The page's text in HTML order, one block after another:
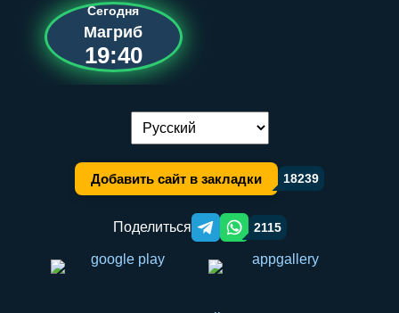
Сегодня
Магриб
19:40
Переключение языка:
Добавить сайт в закладки 18239
Поделиться Telegram orqali ulashish
WhatsApp orqali ulashish
2115